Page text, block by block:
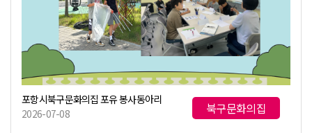
포항시북구문화의집 포유 봉사동아리
2026-07-08
북구문화의집